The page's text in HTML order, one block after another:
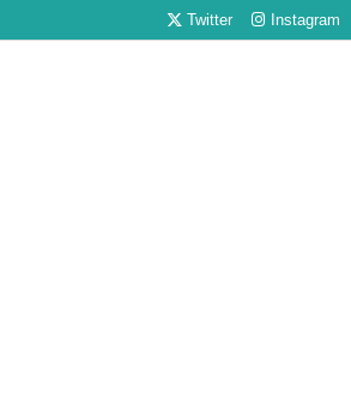
Twitter Instagram